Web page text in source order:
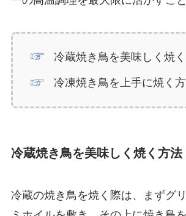
冷蔵焼き鳥を美味しく焼
冷凍焼き鳥を上手に焼く
冷蔵焼き鳥を美味しく焼く方法
冷蔵の焼き鳥を焼く際は、まずグ